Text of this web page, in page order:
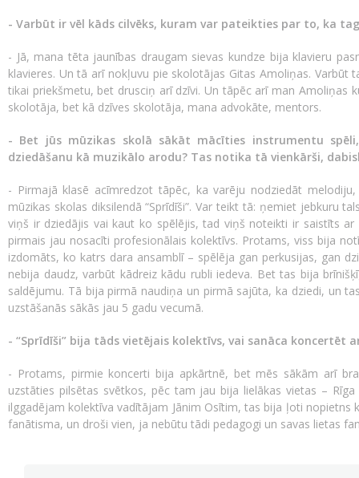
- Varbūt ir vēl kāds cilvēks, kuram var pateikties par to, ka
- Jā, mana tēta jaunības draugam sievas kundze bija klavieru
klavieres. Un tā arī nokļuvu pie skolotājas Gitas Amoliņas. Varbūt
tikai priekšmetu, bet drusciņ arī dzīvi. Un tāpēc arī man Amoliņas
skolotāja, bet kā dzīves skolotāja, mana advokāte, mentors.
- Bet jūs mūzikas skolā sākāt mācīties instrumentu
dziedāšanu kā muzikālo arodu? Tas notika tā vienkārši,
- Pirmajā klasē acīmredzot tāpēc, ka varēju nodziedāt
mūzikas skolas diksilendā “Sprīdīši”. Var teikt tā: ņemiet jebkuru
viņš ir dziedājis vai kaut ko spēlējis, tad viņš noteikti ir saistīts ar
pirmais jau nosacīti profesionālais kolektīvs. Protams, viss bija
izdomāts, ko katrs dara ansamblī – spēlēja gan perkusijas, gan
nebija daudz, varbūt kādreiz kādu rubli iedeva. Bet tas bija
saldējumu. Tā bija pirmā naudiņa un pirmā sajūta, ka dziedi, un
uzstāšanās sākās jau 5 gadu vecumā.
- “Sprīdīši” bija tāds vietējais kolektīvs, vai sanāca koncertēt
- Protams, pirmie koncerti bija apkārtnē, bet mēs sākām arī
uzstāties pilsētas svētkos, pēc tam jau bija lielākas vietas –
ilggadējam kolektīva vadītājam Jānim Osītim, tas bija ļoti nopietns
fanātisma, un droši vien, ja nebūtu tādi pedagogi un savas lietas